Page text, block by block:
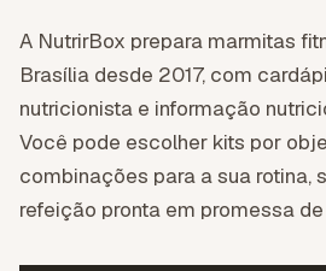
A NutrirBox prepara marmitas
Brasília desde 2017, com
nutricionista e informação
Você pode escolher kits por
combinações para a sua rotina,
refeição pronta em promessa